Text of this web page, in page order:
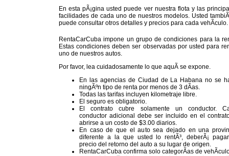
En esta pÃ¡gina usted puede ver nuestra flota y las
facilidades de cada uno de nuestros modelos. Usted
puede consultar otros detalles y precios para cada vehÃ­culo.
RentaCarCuba impone un grupo de condiciones para la
Estas condiciones deben ser observadas por usted para
uno de nuestros autos.
Por favor, lea cuidadosamente lo que aquÃ­ se expone.
En las agencias de Ciudad de La Habana no se
ningÃºn tipo de renta por menos de 3 dÃ­as.
Todas las tarifas incluyen kilometraje libre.
El seguro es obligatorio.
El contrato cubre solamente un conductor.
conductor adicional debe ser incluido en el
abrirse a un costo de $3.00 diarios.
En caso de que el auto sea dejado en una
diferente a la que usted lo rentÃ³, deberÃ¡
precio del retorno del auto a su lugar de origen.
RentaCarCuba confirma solo categorÃ­as de